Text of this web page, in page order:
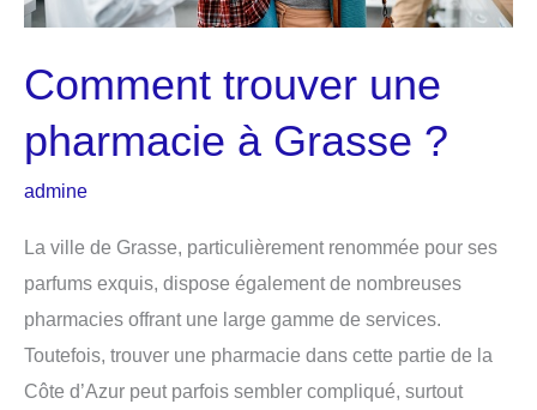
Comment trouver une
pharmacie à Grasse ?
admine
La ville de Grasse, particulièrement renommée pour ses
parfums exquis, dispose également de nombreuses
pharmacies offrant une large gamme de services.
Toutefois, trouver une pharmacie dans cette partie de la
Côte d’Azur peut parfois sembler compliqué, surtout